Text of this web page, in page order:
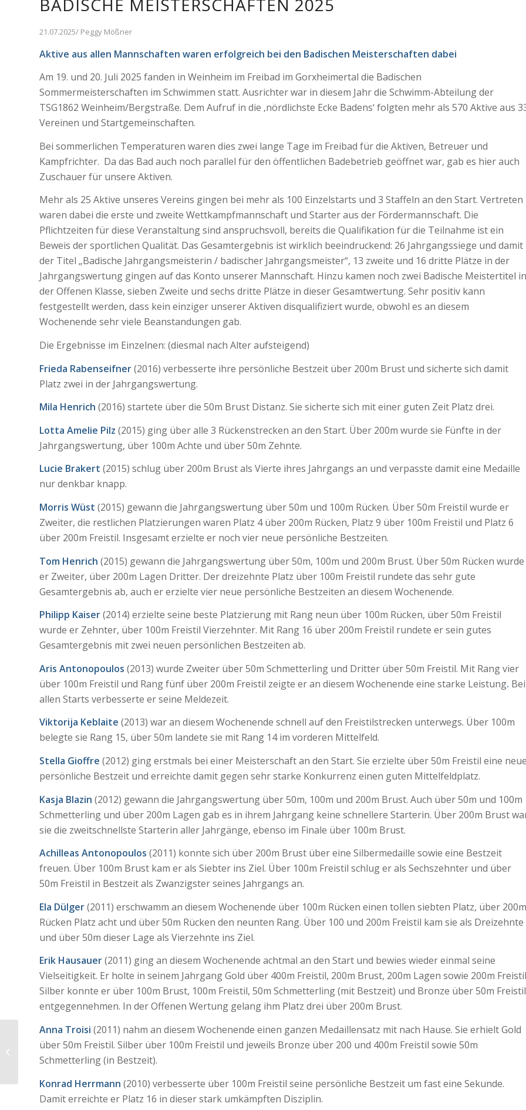
BADISCHE MEISTERSCHAFTEN 2025
21.07.2025/ Peggy Mößner
Aktive aus allen Mannschaften waren erfolgreich bei den Badischen Meisterschaften dabei
Am 19. und 20. Juli 2025 fanden in Weinheim im Freibad im Gorxheimertal die Badischen
Sommermeisterschaften im Schwimmen statt. Ausrichter war in diesem Jahr die Schwimm-Abteilung der
TSG1862 Weinheim/Bergstraße. Dem Aufruf in die ‚nördlichste Ecke Badens‘ folgten mehr als 570 Aktive aus
Vereinen und Startgemeinschaften.
Bei sommerlichen Temperaturen waren dies zwei lange Tage im Freibad für die Aktiven, Betreuer und
Kampfrichter. Da das Bad auch noch parallel für den öffentlichen Badebetrieb geöffnet war, gab es hier auch
Zuschauer für unsere Aktiven.
Mehr als 25 Aktive unseres Vereins gingen bei mehr als 100 Einzelstarts und 3 Staffeln an den Start. Vertreten
waren dabei die erste und zweite Wettkampfmannschaft und Starter aus der Fördermannschaft. Die
Pflichtzeiten für diese Veranstaltung sind anspruchsvoll, bereits die Qualifikation für die Teilnahme ist ein
Beweis der sportlichen Qualität. Das Gesamtergebnis ist wirklich beeindruckend: 26 Jahrgangssiege und damit
der Titel „Badische Jahrgangsmeisterin / badischer Jahrgangsmeister“, 13 zweite und 16 dritte Plätze in der
Jahrgangswertung gingen auf das Konto unserer Mannschaft. Hinzu kamen noch zwei Badische Meistertitel in
der Offenen Klasse, sieben Zweite und sechs dritte Plätze in dieser Gesamtwertung. Sehr positiv kann
festgestellt werden, dass kein einziger unserer Aktiven disqualifiziert wurde, obwohl es an diesem
Wochenende sehr viele Beanstandungen gab.
Die Ergebnisse im Einzelnen: (diesmal nach Alter aufsteigend)
Frieda Rabenseifner(2016) verbesserte ihre persönliche Bestzeit über 200m Brust und sicherte sich damit
Platz zwei in der Jahrgangswertung.
Mila Henrich (2016) startete über die 50m Brust Distanz. Sie sicherte sich mit einer guten Zeit Platz drei.
Lotta Amelie Pilz (2015) ging über alle 3 Rückenstrecken an den Start. Über 200m wurde sie Fünfte in der
Jahrgangswertung, über 100m Achte und über 50m Zehnte.
Lucie Brakert (2015) schlug über 200m Brust als Vierte ihres Jahrgangs an und verpasste damit eine Medaille
nur denkbar knapp.
Morris Wüst (2015) gewann die Jahrgangswertung über 50m und 100m Rücken. Über 50m Freistil wurde er
Zweiter, die restlichen Platzierungen waren Platz 4 über 200m Rücken, Platz 9 über 100m Freistil und Platz 6
über 200m Freistil. Insgesamt erzielte er noch vier neue persönliche Bestzeiten.
Tom Henrich (2015) gewann die Jahrgangswertung über 50m, 100m und 200m Brust. Über 50m Rücken wurde
er Zweiter, über 200m Lagen Dritter. Der dreizehnte Platz über 100m Freistil rundete das sehr gute
Gesamtergebnis ab, auch er erzielte vier neue persönliche Bestzeiten an diesem Wochenende.
Philipp Kaiser(2014) erzielte seine beste Platzierung mit Rang neun über 100m Rücken, über 50m Freistil
wurde er Zehnter, über 100m Freistil Vierzehnter. Mit Rang 16 über 200m Freistil rundete er sein gutes
Gesamtergebnis mit zwei neuen persönlichen Bestzeiten ab.
Aris Antonopoulos (2013) wurde Zweiter über 50m Schmetterling und Dritter über 50m Freistil. Mit Rang vier
über 100m Freistil und Rang fünf über 200m Freistil zeigte er an diesem Wochenende eine starke Leistung. Bei
allen Starts verbesserte er seine Meldezeit.
Viktorija Keblaite (2013) war an diesem Wochenende schnell auf den Freistilstrecken unterwegs. Über 100m
belegte sie Rang 15, über 50m landete sie mit Rang 14 im vorderen Mittelfeld.
Stella Gioffre (2012) ging erstmals bei einer Meisterschaft an den Start. Sie erzielte über 50m Freistil eine
persönliche Bestzeit und erreichte damit gegen sehr starke Konkurrenz einen guten Mittelfeldplatz.
Kasja Blazin (2012) gewann die Jahrgangswertung über 50m, 100m und 200m Brust. Auch über 50m und 100m
Schmetterling und über 200m Lagen gab es in ihrem Jahrgang keine schnellere Starterin. Über 200m Brust
sie die zweitschnellste Starterin aller Jahrgänge, ebenso im Finale über 100m Brust.
Achilleas Antonopoulos (2011) konnte sich über 200m Brust über eine Silbermedaille sowie eine Bestzeit
freuen. Über 100m Brust kam er als Siebter ins Ziel. Über 100m Freistil schlug er als Sechszehnter und über
50m Freistil in Bestzeit als Zwanzigster seines Jahrgangs an.
Ela Dülger(2011) erschwamm an diesem Wochenende über 100m Rücken einen tollen siebten Platz, über 200m
Rücken Platz acht und über 50m Rücken den neunten Rang. Über 100 und 200m Freistil kam sie als Dreizehnte
und über 50m dieser Lage als Vierzehnte ins Ziel.
Erik Hausauer(2011) ging an diesem Wochenende achtmal an den Start und bewies wieder einmal seine
Vielseitigkeit. Er holte in seinem Jahrgang Gold über 400m Freistil, 200m Brust, 200m Lagen sowie 200m
Silber konnte er über 100m Brust, 100m Freistil, 50m Schmetterling (mit Bestzeit) und Bronze über 50m Freistil
entgegennehmen. In der Offenen Wertung gelang ihm Platz drei über 200m Brust.
Anna Troisi (2011) nahm an diesem Wochenende einen ganzen Medaillensatz mit nach Hause. Sie erhielt Gold
über 50m Freistil. Silber über 100m Freistil und jeweils Bronze über 200 und 400m Freistil sowie 50m
Schmetterling (in Bestzeit).
Konrad Herrmann (2010) verbesserte über 100m Freistil seine persönliche Bestzeit um fast eine Sekunde.
Damit erreichte er Platz 16 in dieser stark umkämpften Disziplin.
32. Int. Bühler
Schwimm-Meeting